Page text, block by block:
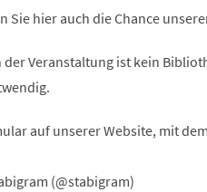
Sie hier auch die Chance
der Veranstaltung ist kein
auf unserer Website, mit
(@stabigram)